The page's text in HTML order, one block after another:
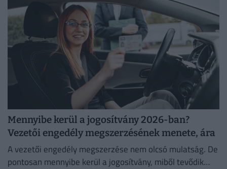
Mennyibe kerül a jogosítvány 2026-ban?
Vezetői engedély megszerzésének menete, ára
A vezetői engedély megszerzése nem olcsó mulatság. De
pontosan mennyibe kerül a jogosítvány, miből tevődik